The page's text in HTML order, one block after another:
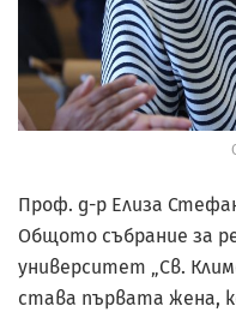
Проф. д-р Елиза
Общото събрание за
университет „Св.
става първата жена,